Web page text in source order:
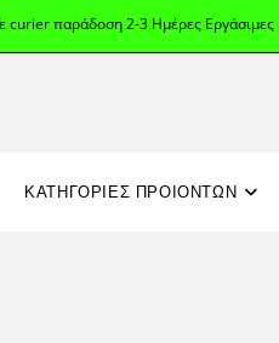
παράδοση 2-3 Ημέρες Εργάσιμες
ΚΑΤΗΓΟΡΙΕΣ ΠΡΟΙΟΝΤΩΝ